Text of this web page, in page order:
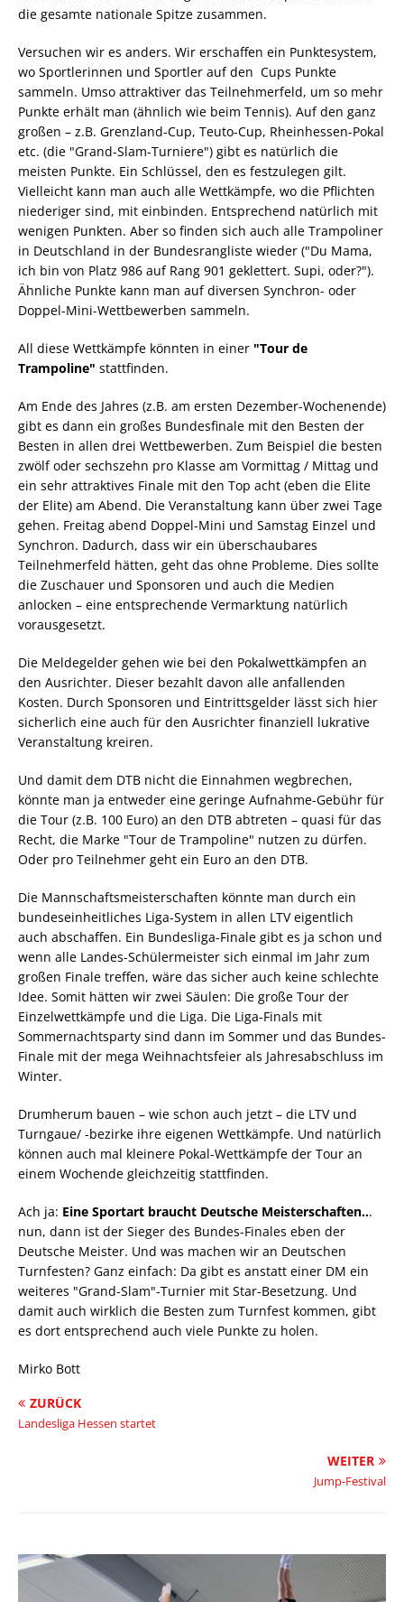
die gesamte nationale Spitze zusammen.
Versuchen wir es anders. Wir erschaffen ein Punktesystem,
wo Sportlerinnen und Sportler auf den Cups Punkte
sammeln. Umso attraktiver das Teilnehmerfeld, um so mehr
Punkte erhält man (ähnlich wie beim Tennis). Auf den ganz
großen – z.B. Grenzland-Cup, Teuto-Cup, Rheinhessen-Pokal
etc. (die "Grand-Slam-Turniere") gibt es natürlich die
meisten Punkte. Ein Schlüssel, den es festzulegen gilt.
Vielleicht kann man auch alle Wettkämpfe, wo die Pflichten
niederiger sind, mit einbinden. Entsprechend natürlich mit
wenigen Punkten. Aber so finden sich auch alle Trampoliner
in Deutschland in der Bundesrangliste wieder ("Du Mama,
ich bin von Platz 986 auf Rang 901 geklettert. Supi, oder?").
Ähnliche Punkte kann man auf diversen Synchron- oder
Doppel-Mini-Wettbewerben sammeln.
All diese Wettkämpfe könnten in einer "Tour de
Trampoline" stattfinden.
Am Ende des Jahres (z.B. am ersten Dezember-Wochenende)
gibt es dann ein großes Bundesfinale mit den Besten der
Besten in allen drei Wettbewerben. Zum Beispiel die besten
zwölf oder sechszehn pro Klasse am Vormittag / Mittag und
ein sehr attraktives Finale mit den Top acht (eben die Elite
der Elite) am Abend. Die Veranstaltung kann über zwei Tage
gehen. Freitag abend Doppel-Mini und Samstag Einzel und
Synchron. Dadurch, dass wir ein überschaubares
Teilnehmerfeld hätten, geht das ohne Probleme. Dies sollte
die Zuschauer und Sponsoren und auch die Medien
anlocken – eine entsprechende Vermarktung natürlich
vorausgesetzt.
Die Meldegelder gehen wie bei den Pokalwettkämpfen an
den Ausrichter. Dieser bezahlt davon alle anfallenden
Kosten. Durch Sponsoren und Eintrittsgelder lässt sich hier
sicherlich eine auch für den Ausrichter finanziell lukrative
Veranstaltung kreiren.
Und damit dem DTB nicht die Einnahmen wegbrechen,
könnte man ja entweder eine geringe Aufnahme-Gebühr für
die Tour (z.B. 100 Euro) an den DTB abtreten – quasi für das
Recht, die Marke "Tour de Trampoline" nutzen zu dürfen.
Oder pro Teilnehmer geht ein Euro an den DTB.
Die Mannschaftsmeisterschaften könnte man durch ein
bundeseinheitliches Liga-System in allen LTV eigentlich
auch abschaffen. Ein Bundesliga-Finale gibt es ja schon und
wenn alle Landes-Schülermeister sich einmal im Jahr zum
großen Finale treffen, wäre das sicher auch keine schlechte
Idee. Somit hätten wir zwei Säulen: Die große Tour der
Einzelwettkämpfe und die Liga. Die Liga-Finals mit
Sommernachtsparty sind dann im Sommer und das Bundes-
Finale mit der mega Weihnachtsfeier als Jahresabschluss im
Winter.
Drumherum bauen – wie schon auch jetzt – die LTV und
Turngaue/ -bezirke ihre eigenen Wettkämpfe. Und natürlich
können auch mal kleinere Pokal-Wettkämpfe der Tour an
einem Wochende gleichzeitig stattfinden.
Ach ja: Eine Sportart braucht Deutsche Meisterschaften...
nun, dann ist der Sieger des Bundes-Finales eben der
Deutsche Meister. Und was machen wir an Deutschen
Turnfesten? Ganz einfach: Da gibt es anstatt einer DM ein
weiteres "Grand-Slam"-Turnier mit Star-Besetzung. Und
damit auch wirklich die Besten zum Turnfest kommen, gibt
es dort entsprechend auch viele Punkte zu holen.
Mirko Bott
ZURÜCK
Landesliga Hessen startet
WEITER
Jump-Festival